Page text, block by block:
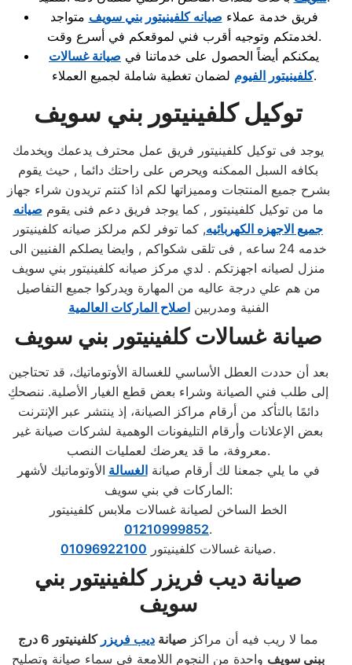
فريق خدمة عملاء صيانه كلفينيتور بني سويف متواجد
لخدمتكم وتوجيه أقرب فني لموقعكم في أسرع وقت.
يمكنكم أيضاً الحصول على خدماتنا في صيانة غسالات
كلفينيتور الفيوملضمان تغطية شاملة لجميع العملاء.
توكيل كلفينيتور بني سويف
يوجد فى توكيل كلفينيتور فريق عمل محترف يدعمك ويخدمك
بكافه السبل الممكنه ويحرص على راحتك دائما , حيث يقوم
بشرح جميع المنتجات ومميزاتها لكم اذا كنتم تريدون شراء جهاز
ما من توكيل كلفينيتور , كما يوجد فريق دعم فنى يقوم صيانه
جميع الاجهزه الكهربائيه, كما توفر لكم مرلكز صيانه كلفينيتور
خدمه 24 ساعه , فى تلقى شكواكم , وايضا يصلكم الفنيين الى
منزل لصيانه اجهزتكم . لدي مركز صيانه كلفينيتور بني سويف
من هم علي درجة عاليه من المهارة ويدركوا جميع التفاصيل
الفنية ومدربيناصلاح الماركات العالمية
صيانة غسالات كلفينيتور بني سويف
بعد أن حددت العطل الأساسي للغسالة الأوتوماتيك، قد تحتاجين
إلى طلب فني الصيانة وشراء بعض قطع الغيار الأصلية. ننصحكِ
دائمًا بالتأكد من أرقام مراكز الصيانة، إذ ينتشر عبر الإنترنت
بعض الإعلانات وأرقام التليفونات الوهمية لشركات صيانة غير
معروفة، ما قد يعرضك لعمليات النصب.
في ما يلي جمعنا لك أرقام صيانةالغسالة الأوتوماتيك لأشهر
الماركات في بني سويف:
الخط الساخن لصيانة غسالات ملابس كلفينيتور
01210999852.
صيانة غسالات كلفينيتور 01096922100 .
صيانة ديب فريزر كلفينيتور بني
سويف
مما لا ريب فيه أن مراكز صيانة ديب فريزر كلفينيتور
6 درج
ببني سويف واحدة من النجوم اللامعة في سماء صيانة وتصليح